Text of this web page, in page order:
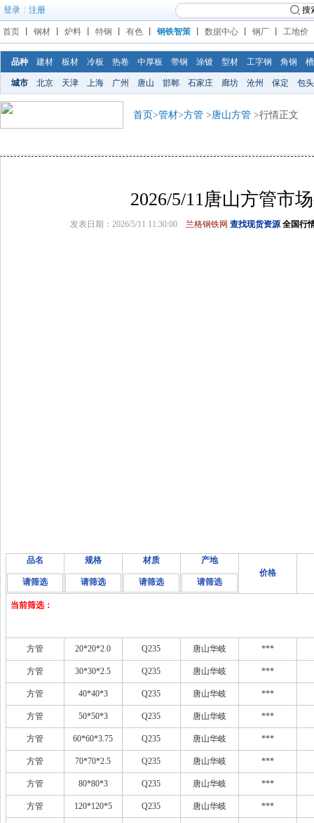
登录 注册 搜
首页 钢材 炉料 特钢 有色 钢铁智策 数据中心 钢厂 工地价
品种 建材 板材 冷板 热卷 中厚板 带钢 涂镀 型材 工字钢 角钢
城市 北京 天津 上海 广州 唐山 邯郸 石家庄 廊坊 沧州 保定 包头
首页>管材>方管 >唐山方管 >行情正文
2026/5/11唐山方管市
发表日期：2026/5/11 11:30:00 兰格钢铁网 查找现货资源 全国行
品名
请筛选
规格
请筛选
材质
请筛选
产地
请筛选
价格
当前筛选：
方管 20*20*2.0 Q235 唐山华岐 ***
方管 30*30*2.5 Q235 唐山华岐 ***
方管 40*40*3 Q235 唐山华岐 ***
方管 50*50*3 Q235 唐山华岐 ***
方管 60*60*3.75 Q235 唐山华岐 ***
方管 70*70*2.5 Q235 唐山华岐 ***
方管 80*80*3 Q235 唐山华岐 ***
方管 120*120*5 Q235 唐山华岐 ***